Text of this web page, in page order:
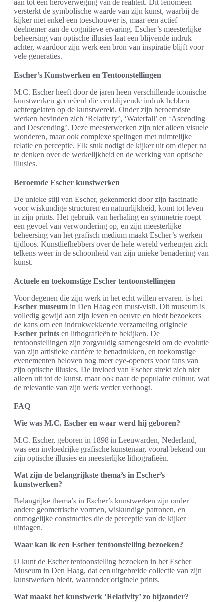
aan tot een heroverweging van de realiteit. Dit fenomeen
versterkt de symbolische waarde van zijn kunst, waarbij de
kijker niet enkel een toeschouwer is, maar een actief
deelnemer aan de cognitieve ervaring. Escher’s meesterlijke
beheersing van optische illusies laat een blijvende indruk
achter, waardoor zijn werk een bron van inspiratie blijft voor
vele generaties.
Escher’s Kunstwerken en Tentoonstellingen
M.C. Escher heeft door de jaren heen verschillende iconische
kunstwerken gecreëerd die een blijvende indruk hebben
achtergelaten op de kunstwereld. Onder zijn beroemdste
werken bevinden zich ‘Relativity’, ‘Waterfall’ en ‘Ascending
and Descending’. Deze meesterwerken zijn niet alleen visuele
wonderen, maar ook complexe spelingen met ruimtelijke
relatie en perceptie. Elk stuk nodigt de kijker uit om dieper na
te denken over de werkelijkheid en de werking van optische
illusies.
Beroemde Escher kunstwerken
De unieke stijl van Escher, gekenmerkt door zijn fascinatie
voor wiskundige structuren en natuurlijkheid, komt tot leven
in zijn prints. Het gebruik van herhaling en symmetrie roept
een gevoel van verwondering op, en zijn meesterlijke
beheersing van het grafisch medium maakt Escher’s werken
tijdloos. Kunstliefhebbers over de hele wereld verheugen zich
telkens weer in de schoonheid van zijn unieke benadering van
kunst.
Actuele en toekomstige Escher tentoonstellingen
Voor degenen die zijn werk in het echt willen ervaren, is het
Escher museum in Den Haag een must-visit. Dit museum is
volledig gewijd aan zijn leven en oeuvre en biedt bezoekers
de kans om een indrukwekkende verzameling originele
Escher prints en lithografieën te bekijken. De
tentoonstellingen zijn zorgvuldig samengesteld om de evolutie
van zijn artistieke carrière te benadrukken, en toekomstige
evenementen beloven nog meer eye-openers voor fans van
zijn optische illusies. De invloed van Escher strekt zich niet
alleen uit tot de kunst, maar ook naar de populaire cultuur, wat
de relevantie van zijn werk verder verhoogt.
FAQ
Wie was M.C. Escher en waar werd hij geboren?
M.C. Escher, geboren in 1898 in Leeuwarden, Nederland,
was een invloedrijke grafische kunstenaar, vooral bekend om
zijn optische illusies en meesterlijke lithografieën.
Wat zijn de belangrijkste thema’s in Escher’s
kunstwerken?
Belangrijke thema’s in Escher’s kunstwerken zijn onder
andere geometrische vormen, wiskundige patronen, en
onmogelijke constructies die de perceptie van de kijker
uitdagen.
Waar kan ik een Escher tentoonstelling bezoeken?
U kunt de Escher tentoonstelling bezoeken in het Escher
Museum in Den Haag, dat een uitgebreide collectie van zijn
kunstwerken biedt, waaronder originele prints.
Wat maakt het kunstwerk ‘Relativity’ zo bijzonder?